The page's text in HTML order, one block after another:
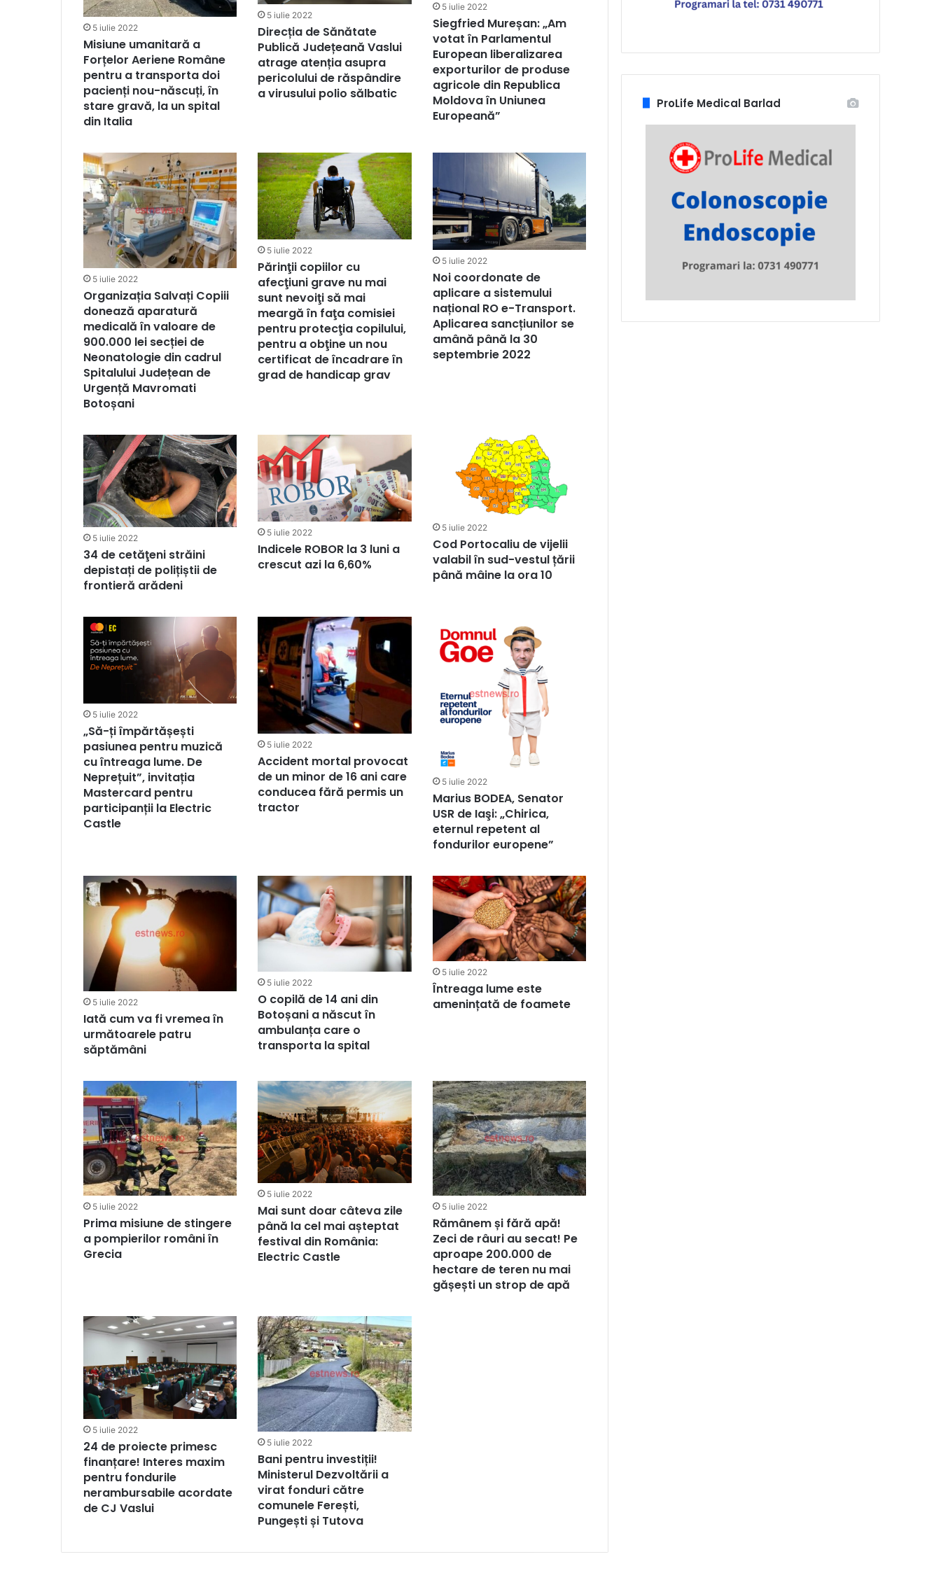
5 iulie 2022
Misiune umanitară a
Forțelor Aeriene Române
pentru a transporta doi
pacienți nou-născuți, în
stare gravă, la un spital
din Italia
5 iulie 2022
Direcția de Sănătate
Publică Județeană Vaslui
atrage atenția asupra
pericolului de răspândire
a virusului polio sălbatic
5 iulie 2022
Siegfried Mureșan: „Am
votat în Parlamentul
European liberalizarea
exporturilor de produse
agricole din Republica
Moldova în Uniunea
Europeană”
5 iulie 2022
Organizația Salvați Copiii
donează aparatură
medicală în valoare de
900.000 lei secției de
Neonatologie din cadrul
Spitalului Județean de
Urgență Mavromati
Botoșani
5 iulie 2022
Părinţii copiilor cu
afecţiuni grave nu mai
sunt nevoiţi să mai
meargă în faţa comisiei
pentru protecţia copilului,
pentru a obţine un nou
certificat de încadrare în
grad de handicap grav
5 iulie 2022
Noi coordonate de
aplicare a sistemului
național RO e-Transport.
Aplicarea sancțiunilor se
amână până la 30
septembrie 2022
5 iulie 2022
34 de cetăţeni străini
depistați de polițiștii de
frontieră arădeni
5 iulie 2022
Indicele ROBOR la 3 luni a
crescut azi la 6,60%
5 iulie 2022
Cod Portocaliu de vijelii
valabil în sud-vestul țării
până mâine la ora 10
5 iulie 2022
„Să-ți împărtășești
pasiunea pentru muzică
cu întreaga lume. De
Neprețuit”, invitația
Mastercard pentru
participanții la Electric
Castle
5 iulie 2022
Accident mortal provocat
de un minor de 16 ani care
conducea fără permis un
tractor
5 iulie 2022
Marius BODEA, Senator
USR de Iaşi: „Chirica,
eternul repetent al
fondurilor europene”
5 iulie 2022
Iată cum va fi vremea în
următoarele patru
săptămâni
5 iulie 2022
O copilă de 14 ani din
Botoșani a născut în
ambulanța care o
transporta la spital
5 iulie 2022
Întreaga lume este
amenințată de foamete
5 iulie 2022
Prima misiune de stingere
a pompierilor români în
Grecia
5 iulie 2022
Mai sunt doar câteva zile
până la cel mai așteptat
festival din România:
Electric Castle
5 iulie 2022
Rămânem și fără apă!
Zeci de râuri au secat! Pe
aproape 200.000 de
hectare de teren nu mai
gășești un strop de apă
5 iulie 2022
24 de proiecte primesc
finanțare! Interes maxim
pentru fondurile
nerambursabile acordate
de CJ Vaslui
5 iulie 2022
Bani pentru investiții!
Ministerul Dezvoltării a
virat fonduri către
comunele Ferești,
Pungești și Tutova
ProLife Medical Barlad